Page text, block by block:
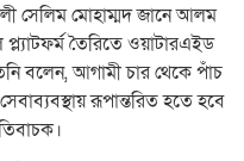
সেলিম মোহাম্মদ জানে আলম
তৈরিতে ওয়াটারএইড
বলেন, আগামী চার থেকে পাঁচ
রূপান্তরিত হতে হবে